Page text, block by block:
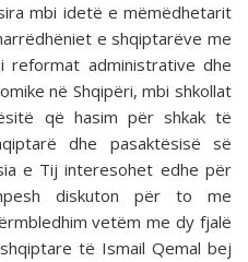
mbi idetë e mëmëdhetarit
e shqiptarëve me
reformat administrative dhe
në Shqipëri, mbi shkollat
që hasim për shkak të
dhe pasaktësisë së
e Tij interesohet edhe për
diskuton për to me
vetëm me dy fjalë
të Ismail Qemal bej